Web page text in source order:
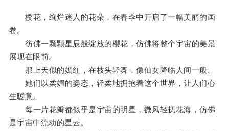
樱花，绚烂迷人的花朵，在春季中开启了一幅美丽的画
卷。
彷佛一颗颗星辰般绽放的樱花，仿佛将整个宇宙的美景
展现在眼前。
那上天似的嫣红，在枝头轻舞，像仙女降临人间一般。
她们以柔媚的姿态，轻柔地拥抱着这个世界，让人们心
生暖意。
每一片花瓣都似乎是宇宙的明星，微风轻抚花海，仿佛
是宇宙中流动的星云。